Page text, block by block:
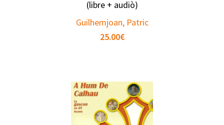
(libre + audiò)
Guilhemjoan, Patric
25.00€